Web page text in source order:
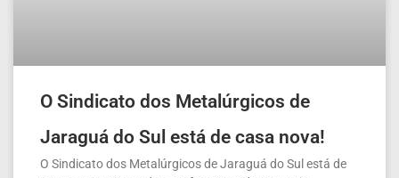
O Sindicato dos Metalúrgicos de
Jaraguá do Sul está de casa nova!
O Sindicato dos Metalúrgicos de Jaraguá do Sul está de